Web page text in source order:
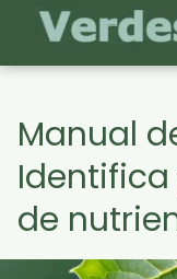
Manual
de